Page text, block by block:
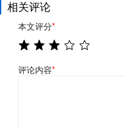
相关评论
本文评分*
评论内容*